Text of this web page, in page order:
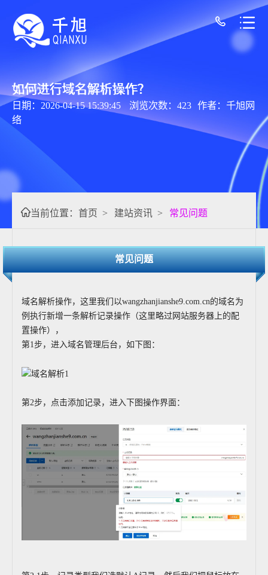
如何进行域名解析操作？
日期：2026-04-15 15:39:45 浏览次数：423 作者：千旭网
络
当前位置： 首页 > 建站资讯 > 常见问题
常见问题
域名解析操作，这里我们以wangzhanjianshe9.com.cn的域名为
例执行新增一条解析记录操作（这里略过网站服务器上的配
置操作），
第1步，进入域名管理后台，如下图：
第2步，点击添加记录，进入下图操作界面：